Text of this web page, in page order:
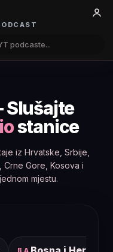
Slušajte
stanice
iz Hrvatske, Srbije,
Gore, Kosova i
mjestu.
BA